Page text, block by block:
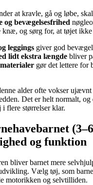
at kravle, gå og løbe,
og bevægelsesfrihed
og sørg for, at tøjet
leggings giver god
lidt ekstra længde bliver
gør det lettere for
alder ofte vokser
Det er helt normalt,
flere størrelser klar.
og funktion
bliver barnet mere
Vælg tøj, som
motorikken og selvtilliden.